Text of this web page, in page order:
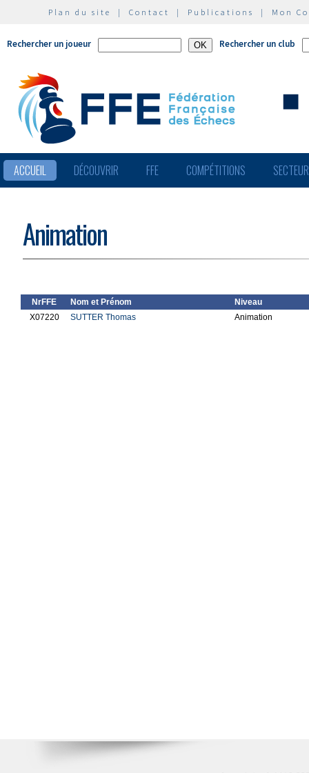
Plan du site | Contact | Publications | Mon
Rechercher un joueur Rechercher un club
ACCUEIL DÉCOUVRIR FFE COMPÉTITIONS
Animation
NrFFE Nom et Prénom
Niveau
X07220
SUTTER Thomas Animation